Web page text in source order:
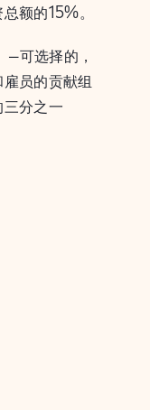
额的15%。
可选择的，
员的贡献组
分之一